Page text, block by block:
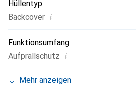
Hüllentyp
Backcover i
Funktionsumfang
Aufprallschutz i
Mehr anzeigen